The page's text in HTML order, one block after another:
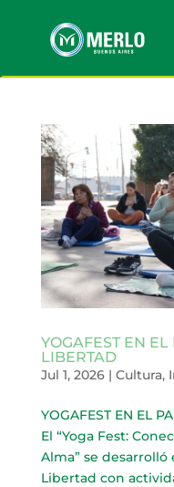
YOGAFEST EN
LIBERTAD
Jul 1, 2026| Cultura,
YOGAFEST EN EL
El “Yoga Fest:
Alma” se
Libertad con